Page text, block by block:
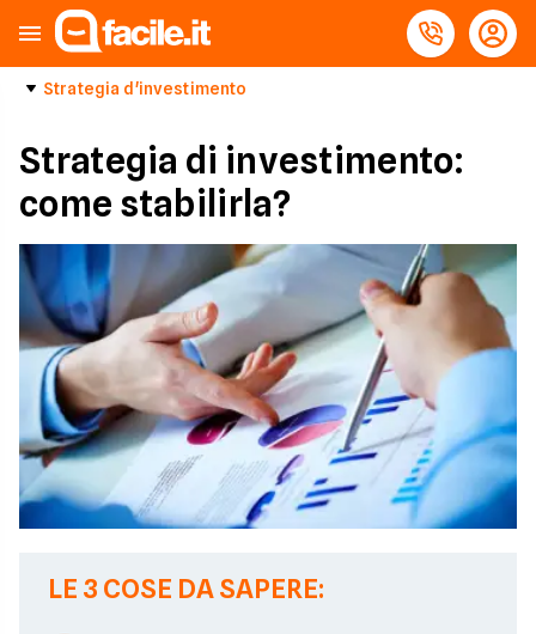
Strategia d'investimento
Strategia di investimento:
come stabilirla?
LE 3 COSE DA SAPERE: